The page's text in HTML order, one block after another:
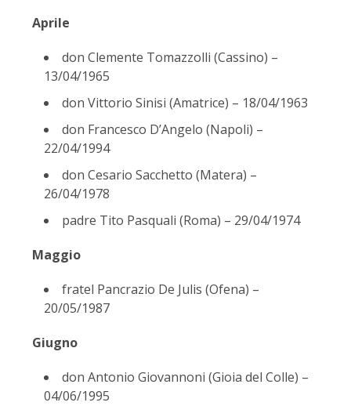
Aprile
don Clemente Tomazzolli (Cassino) –
13/04/1965
don Vittorio Sinisi (Amatrice) – 18/04/1963
don Francesco D’Angelo (Napoli) –
22/04/1994
don Cesario Sacchetto (Matera) –
26/04/1978
padre Tito Pasquali (Roma) – 29/04/1974
Maggio
fratel Pancrazio De Julis (Ofena) –
20/05/1987
Giugno
don Antonio Giovannoni (Gioia del Colle) –
04/06/1995